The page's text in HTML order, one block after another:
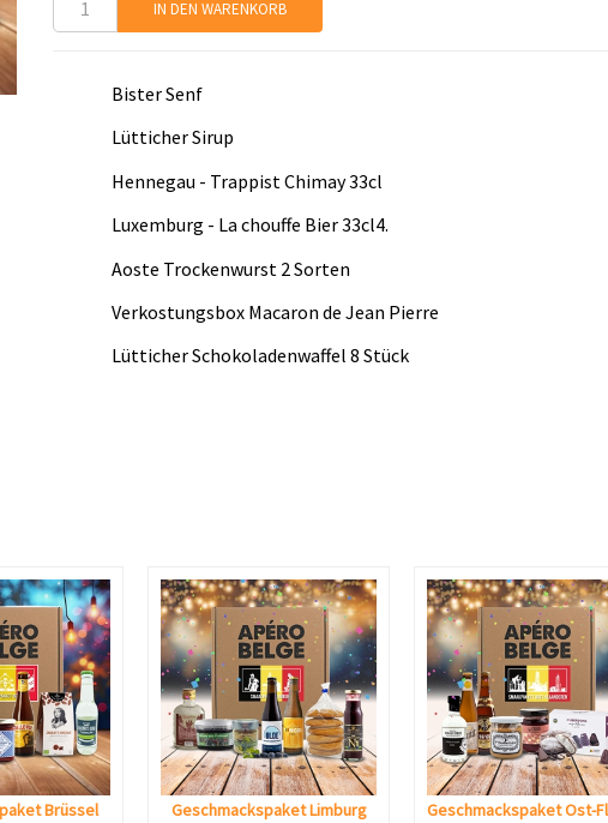
IN DEN WARENKORB
Bister Senf
Lütticher Sirup
Hennegau - Trappist Chimay 33cl
Luxemburg - La chouffe Bier 33cl4.
Aoste Trockenwurst 2 Sorten
Verkostungsbox Macaron de Jean Pierre
Lütticher Schokoladenwaffel 8 Stück
Brüssel Geschmackspaket Limburg